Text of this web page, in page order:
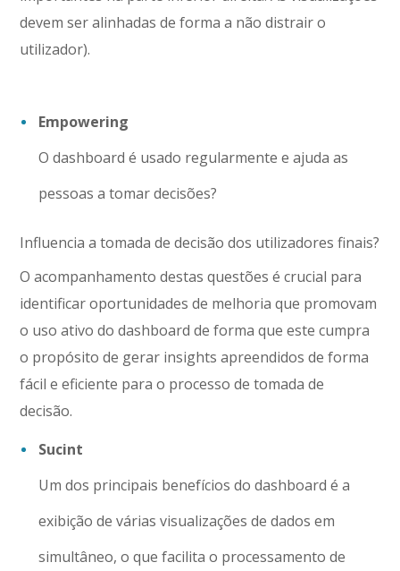
devem ser alinhadas de forma a não distrair o
utilizador).
Empowering
O dashboard é usado regularmente e ajuda as
pessoas a tomar decisões?
Influencia a tomada de decisão dos utilizadores finais?
O acompanhamento destas questões é crucial para
identificar oportunidades de melhoria que promovam
o uso ativo do dashboard de forma que este cumpra
o propósito de gerar insights apreendidos de forma
fácil e eficiente para o processo de tomada de
decisão.
Sucint
Um dos principais benefícios do dashboard é a
exibição de várias visualizações de dados em
simultâneo, o que facilita o processamento de